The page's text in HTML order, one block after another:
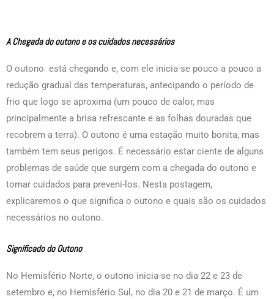
A Chegada do outono e os cuidados necessários
O outono está chegando e, com ele inicia-se pouco a pouco a
redução gradual das temperaturas, antecipando o período de
frio que logo se aproxima (um pouco de calor, mas
principalmente a brisa refrescante e as folhas douradas que
recobrem a terra). O outono é uma estação muito bonita, mas
também tem seus perigos. É necessário estar ciente de alguns
problemas de saúde que surgem com a chegada do outono e
tomar cuidados para preveni-los. Nesta postagem,
explicaremos o que significa o outono e quais são os cuidados
necessários no outono.
Significado do Outono
No Hemisfério Norte, o outono inicia-se no dia 22 e 23 de
setembro e, no Hemisfério Sul, no dia 20 e 21 de março. É um